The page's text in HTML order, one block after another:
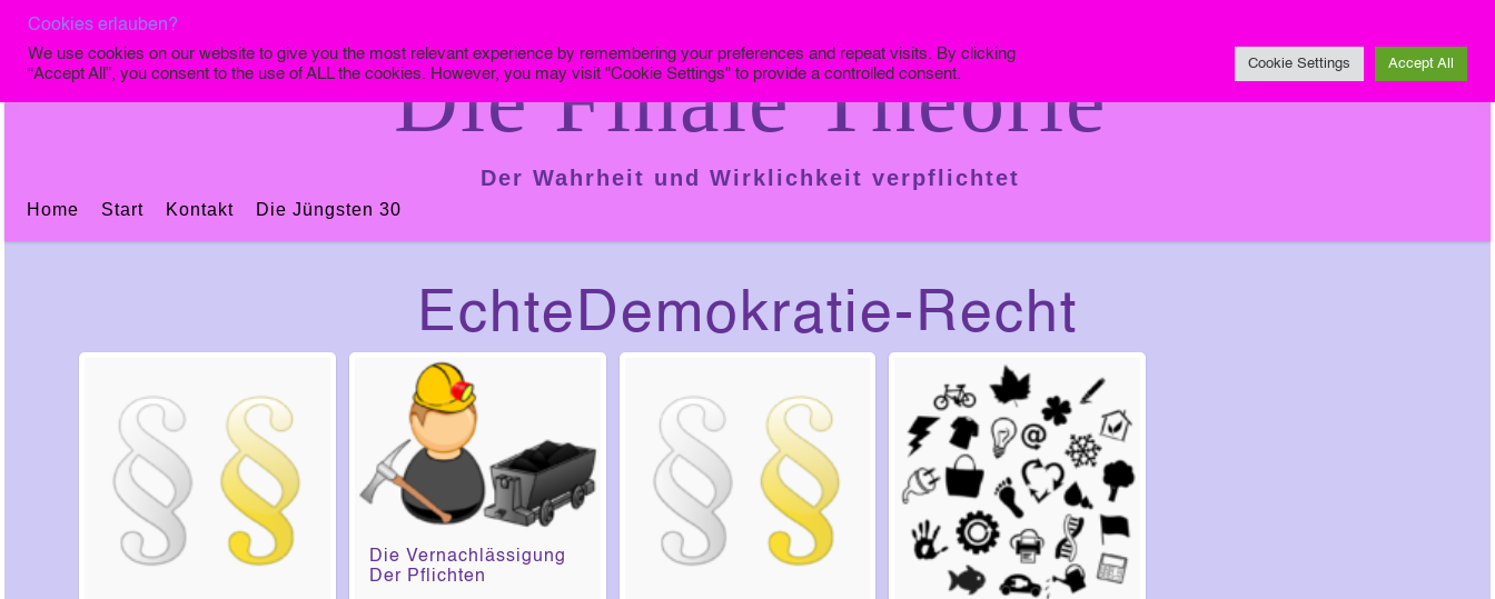
Die Finale Theorie
Der Wahrheit und Wirklichkeit verpflichtet
Home Start Kontakt Die Jüngsten 30
EchteDemokratie-Recht
Die Vernachlässigung
Der Pflichten
Cookies erlauben?
We use cookies on our website to give you the most relevant experience by remembering your preferences and repeat visits. By clicking
“Accept All”, you consent to the use of ALL the cookies. However, you may visit "Cookie Settings" to provide a controlled consent.
Cookie Settings Accept All